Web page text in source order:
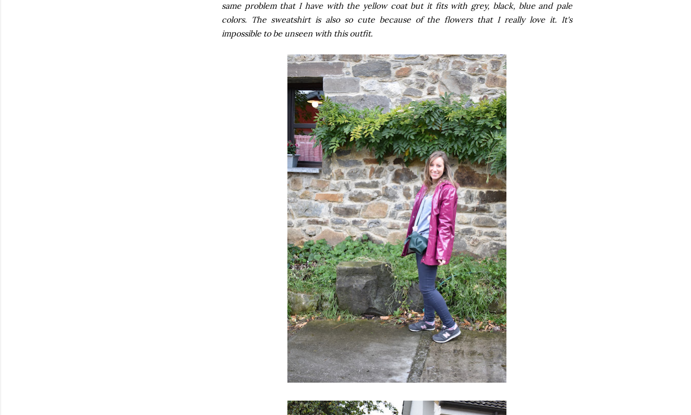
same problem that I have with the yellow coat but it fits with grey, black, blue and pale
colors. The sweatshirt is also so cute because of the flowers that I really love it. It's
impossible to be unseen with this outfit.